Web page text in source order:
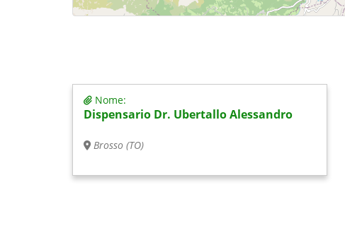
Nome:
Dispensario Dr. Ubertallo Alessandro
Brosso (TO)